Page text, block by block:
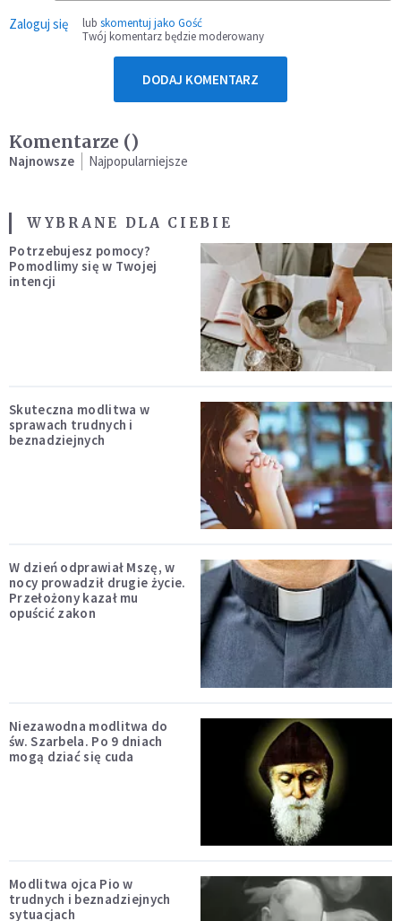
Zaloguj się lub skomentuj jako Gość
Twój komentarz będzie moderowany
DODAJ KOMENTARZ
Komentarze ()
Najnowsze Najpopularniejsze
WYBRANE DLA CIEBIE
Potrzebujesz pomocy?
Pomodlimy się w Twojej
intencji
Skuteczna modlitwa w
sprawach trudnych i
beznadziejnych
W dzień odprawiał Mszę, w
nocy prowadził drugie życie.
Przełożony kazał mu
opuścić zakon
Niezawodna modlitwa do
św. Szarbela. Po 9 dniach
mogą dziać się cuda
Modlitwa ojca Pio w
trudnych i beznadziejnych
sytuacjach